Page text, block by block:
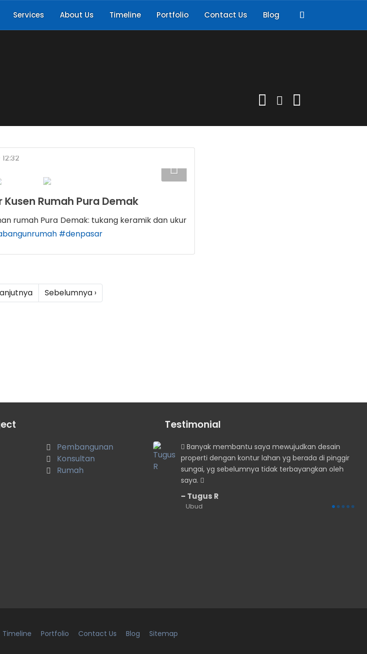
Services About Us Timeline Portfolio Contact Us Blog
Rumah Pura Demak
rumah Pura Demak: tukang keramik dan ukur
#denpasar
Sebelumnya ›
Pembangunan
Konsultan
Rumah
Testimonial
terimaksih sudah dibantu rapi-rapi ya,
rapi dan bagus
Banyak membantu saya mewujudkan desain
properti dengan kontur lahan yg berada di pinggir
sungai, yg sebelumnya tidak terbayangkan oleh
saya.
Tugus R
Ubud
Timeline Portfolio Contact Us Blog Sitemap